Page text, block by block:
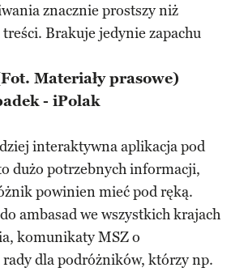
znacznie prostszy niż
Brakuje jedynie zapachu
Materiały prasowe)
- iPolak
interaktywna aplikacja pod
dużo potrzebnych informacji,
powinien mieć pod ręką.
ambasad we wszystkich krajach
komunikaty MSZ o
rady dla podróżników, którzy np.